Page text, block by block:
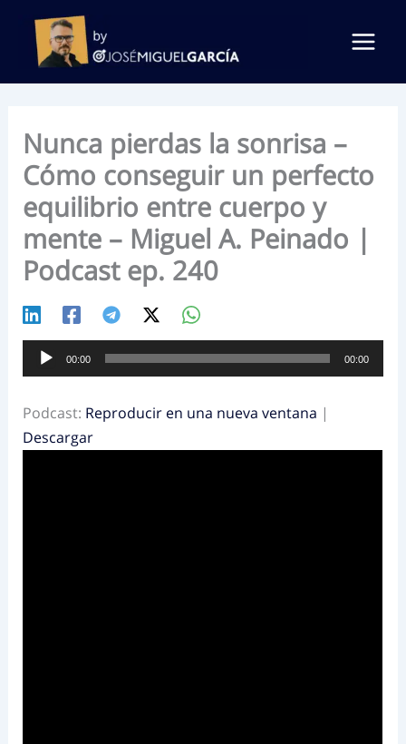
contenido
Nunca pierdas la sonrisa –
Cómo conseguir un perfecto
equilibrio entre cuerpo y
mente – Miguel A. Peinado |
Podcast ep. 240
Reproductor
de
00:00 00:00
Podcast: Reproducir en una nueva ventana |
Descargar